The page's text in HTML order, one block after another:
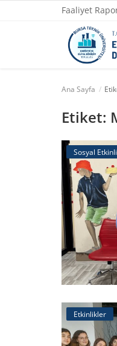
Faaliyet
Topluluk Dosyası
Ana Sayfa
Etiket:
Sosyal
Etkinlikler